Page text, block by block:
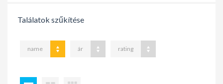
Találatok szűkítése
name ár rating